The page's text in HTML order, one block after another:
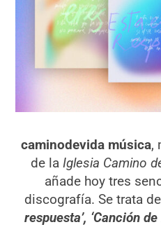
caminodevida música,
de la Iglesia Camino
añade hoy tres
discografía. Se trata
respuesta’, ‘Canción